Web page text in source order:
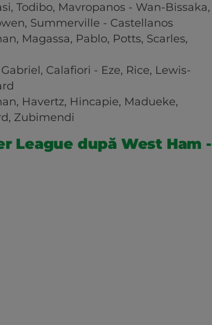
Todibo, Mavropanos - Wan-Bissaka,
Summerville - Castellanos
Magassa, Pablo, Potts, Scarles,
Calafiori - Eze, Rice, Lewis-
Havertz, Hincapie, Madueke,
Zubimendi
League după West Ham -